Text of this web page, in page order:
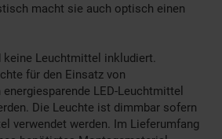
macht sie auch optisch einen
keine Leuchtmittel inkludiert.
für den Einsatz von
LED-Leuchtmittel
Die Leuchte ist dimmbar sofern
verwendet werden. Im Lieferumfang